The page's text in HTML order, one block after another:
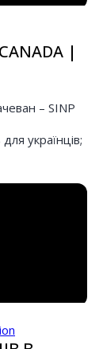
|
– SINP
українців;